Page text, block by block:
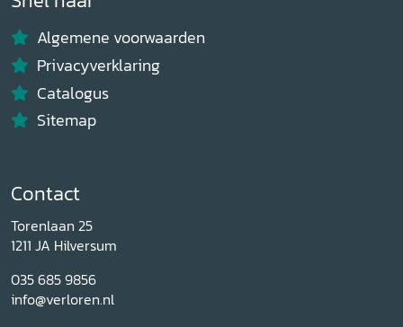
Algemene voorwaarden
Privacyverklaring
Catalogus
Sitemap
Contact
Torenlaan 25
1211 JA Hilversum
035 685 9856
info@verloren.nl